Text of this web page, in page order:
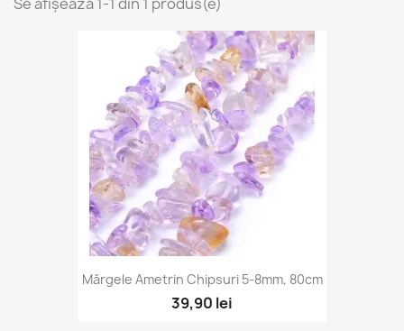
Mărgele Ametrin Chipsuri 5-8mm, 80cm
39,90 lei